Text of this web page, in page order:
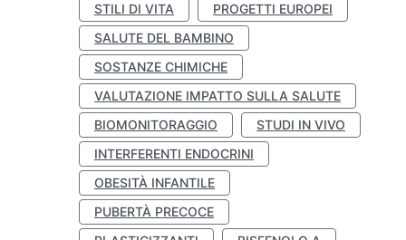
STILI DI VITA
PROGETTI EUROPEI
SALUTE DEL BAMBINO
SOSTANZE CHIMICHE
VALUTAZIONE IMPATTO SULLA SALUTE
BIOMONITORAGGIO
STUDI IN VIVO
INTERFERENTI ENDOCRINI
OBESITÀ INFANTILE
PUBERTÀ PRECOCE